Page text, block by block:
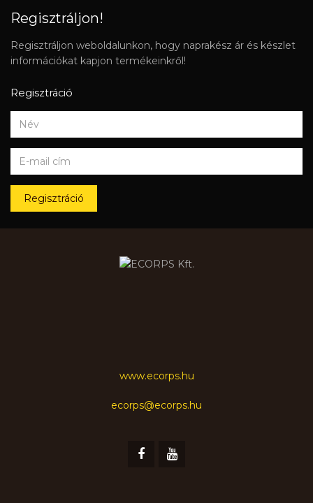
Regisztráljon!
Regisztráljon weboldalunkon, hogy naprakész ár és készlet
információkat kapjon termékeinkről!
Regisztráció
Regisztráció
www.ecorps.hu
ecorps@ecorps.hu